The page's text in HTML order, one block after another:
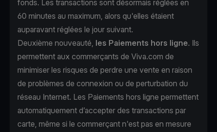
fonds. Les transactions sont désormais réglées en
60 minutes au maximum, alors qu'elles étaient
auparavant réglées le jour suivant.
Deuxième nouveauté, les Paiements hors ligne. Ils
permettent aux commerçants de Viva.com de
minimiser les risques de perdre une vente en raison
de problèmes de connexion ou de perturbation du
réseau Internet. Les Paiements hors ligne permettent
automatiquement d’accepter des transactions par
carte, même si le commerçant n'est pas en mesure